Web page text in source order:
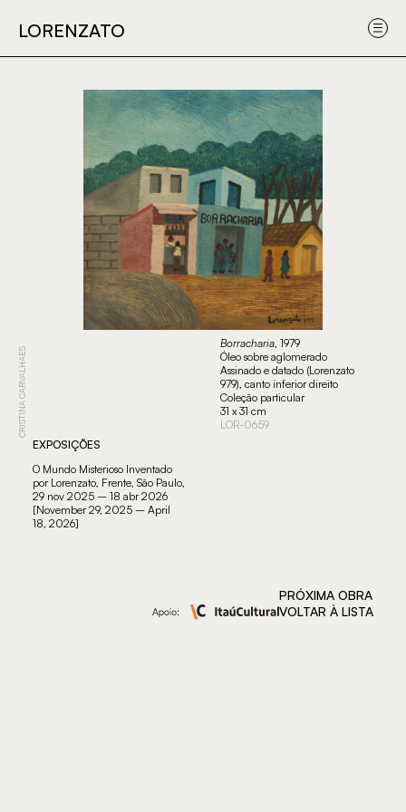
LORENZATO
o
artista
uma obra
Sobre
o
LORENZATO
CRISTINA CARVALHAES
Borracharia, 1979
Óleo sobre aglomerado
Assinado e datado (Lorenzato
979), canto inferior direito
Coleção particular
31 x 31 cm
LOR-0659
EXPOSIÇÕES
O Mundo Misterioso Inventado
por Lorenzato, Frente, São Paulo,
29 nov 2025 – 18 abr 2026
[November 29, 2025 – April
18, 2026]
PRÓXIMA OBRA
VOLTAR À LISTA